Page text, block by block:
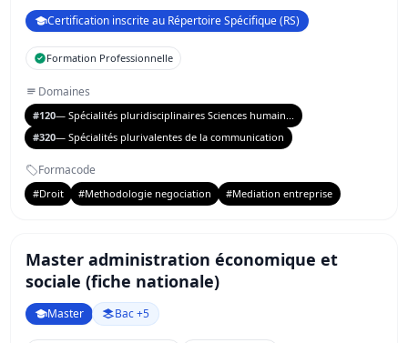
Certification inscrite au Répertoire Spécifique (RS)
Formation Professionnelle
Domaines
#120— Spécialités pluridisciplinaires Sciences humain...
#320— Spécialités plurivalentes de la communication
Formacode
#Droit #Methodologie negociation #Mediation entreprise
Master administration économique et
sociale (fiche nationale)
Master Bac +5